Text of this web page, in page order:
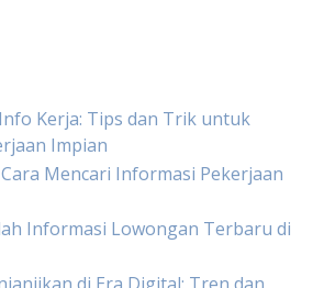
Kerja: Tips dan Trik untuk
Impian
Mencari Informasi Pekerjaan
Informasi Lowongan Terbaru di